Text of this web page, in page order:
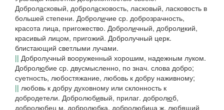
Доброласковый, доброласковость, ласковый, ласковость в
большей степени. Доброличие ср. доброзрачность,
красота лица, пригожество. Доброличный, доброликий,
красивый лицом, пригожий. Добролучный церк.
блистающий светлыми лучами.
|| Добролучный вооруженный хорошим, надежным луком.
Добролюбие ср. двусмысленно, по знач. слова добро;
суетность, любостяжание, любовь к добру наживному;
|| любовь к добру духовному или склонность к
добродетели. Добролюбивый, прилаг. добролюб,
добролюбец м. добролюбка, добролюбица ж. любящий